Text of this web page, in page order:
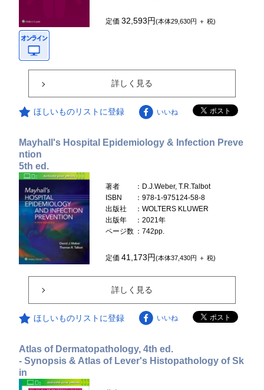
定価32,593円(本体29,630円 ＋ 税)
詳しく見る
ほしいものリストに登録 いいね
Mayhall's Hospital Epidemiology & Infection Preve
ntion
5th ed.
著者
：D.J.Weber, T.R.Talbot
ISBN
：978-1-975124-58-8
出版社
：WOLTERS KLUWER
出版年
：2021年
ページ数 ：742pp.
定価41,173円(本体37,430円 ＋ 税)
詳しく見る
ほしいものリストに登録 いいね
Atlas of Dermatopathology, 4th ed.
- Synopsis & Atlas of Lever's Histopathology of Sk
in